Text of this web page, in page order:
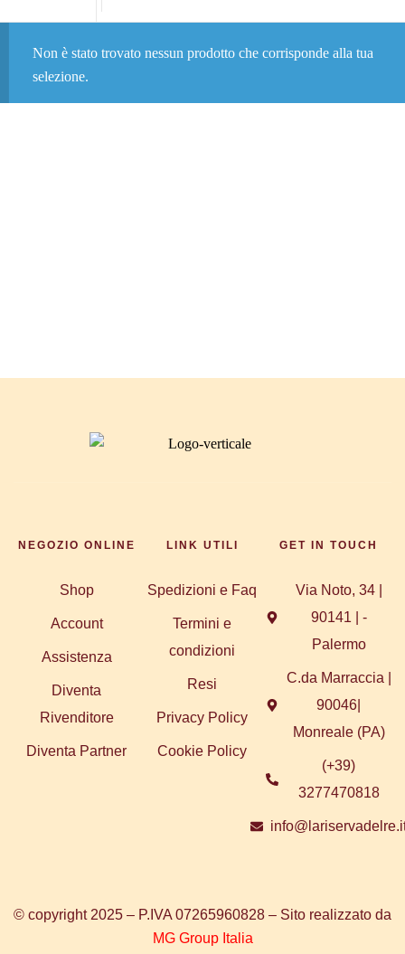
Non è stato trovato nessun prodotto che corrisponde alla tua
selezione.
NEGOZIO ONLINE
Shop
Account
Assistenza
Diventa
Rivenditore
Diventa Partner
LINK UTILI
Spedizioni e Faq
Termini e
condizioni
Resi
Privacy Policy
Cookie Policy
GET IN TOUCH
Via Noto, 34 |
90141 | -
Palermo
C.da Marraccia |
90046|
Monreale (PA)
(+39)
3277470818
© copyright 2025 – P.IVA 07265960828 – Sito realizzato da
MG Group Italia